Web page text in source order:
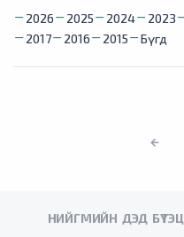
2026 2025 2024 2023
2017
2016 2015 Бүгд
НИЙГМИЙН ДЭД БҮТЭЦ